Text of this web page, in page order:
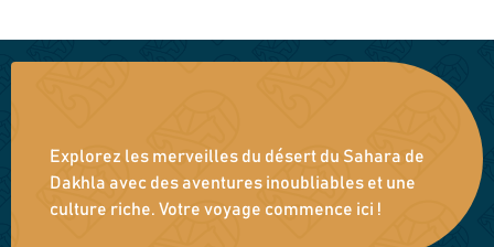
Explorez les merveilles du désert du Sahara de
Dakhla avec des aventures inoubliables et une
culture riche. Votre voyage commence ici !